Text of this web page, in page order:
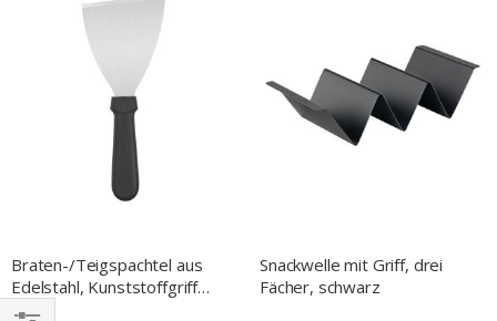
Braten-/Teigspachtel aus
Edelstahl, Kunststoffgriff
schwarz, L. 118 mm
Snackwelle mit Griff, drei
Fächer, schwarz